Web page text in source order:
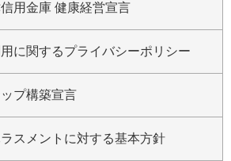
用金庫 健康経営宣言
に関するプライバシーポリシー
プ構築宣言
スメントに対する基本方針